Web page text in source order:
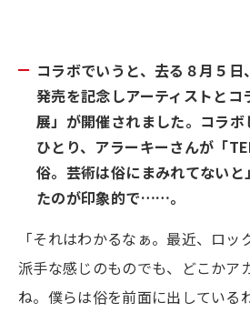
コラボでいうと、去る８月５日
発売を記念しアーティストとコ
展」が開催されました。コラボ
ひとり、アラーキーさんが「
俗。芸術は俗にまみれてないと
たのが印象的で……。
「それはわかるなぁ。最近、ロッ
派手な感じのものでも、どこかア
ね。僕らは俗を前面に出している